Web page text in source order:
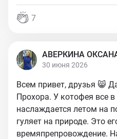
7
АВЕРКИНА
30 июня 2026
Всем привет, друзья 😸
Прохора. У котофея все
наслаждается летом на
гуляет на природе. Это
времяпрепровождение.